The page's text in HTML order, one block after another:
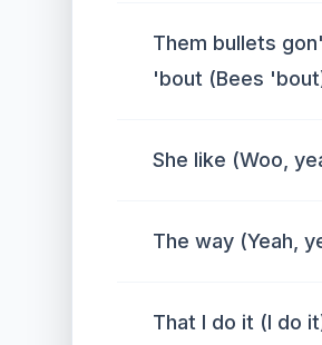
Them bullets
'bout (Bees
She like (Woo,
The way (Yeah,
That I do it (I do